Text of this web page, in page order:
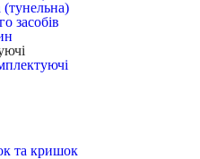
засобів
та кришок